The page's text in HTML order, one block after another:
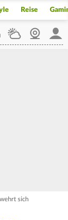
Reise
WetterWebcam
sich